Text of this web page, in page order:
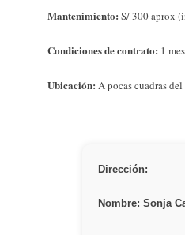
Mantenimiento: S/ 300 aprox
Condiciones de contrato: 1
Ubicación: A pocas cuadras
Dirección:
Nombre: Sonja